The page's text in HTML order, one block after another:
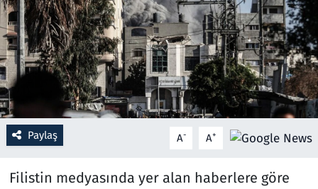
Paylaş A- A+
Filistin medyasında yer alan haberlere göre
Rüya Tabirleri
Sağlık
Savunma Sanayi
Seçim 2023
Spor